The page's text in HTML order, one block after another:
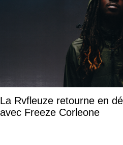
La Rvfleuze retourne en
avec Freeze Corleone